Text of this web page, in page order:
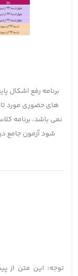
برنامه رفع اشکال
های حضوری مورد
نمی باشد، برنامه
توجه: این متن از